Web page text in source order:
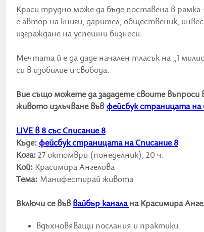
Краси трудно може да бъде поставена в
е автор на книги, дарител, общественик,
изграждане на успешни бизнеси.
Мечтата й е да даде начален тласък на „1
си в изобилие и свобода.
Вие също можете да зададете своите
живото излъчване във фейсбук страницата на
LIVE в 8 със Списание 8
Къде: фейсбук страницата на Списание 8
Кога: 27 октомври (понеделник), 20 ч.
Кой: Красимира Ангелова
Тема: Манифестирай живота
Включи се въввайбър каналана Красимира
вдъхновяващи послания и практики